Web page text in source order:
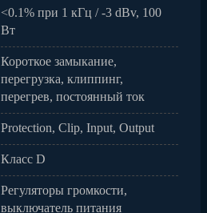
<0.1% при 1 кГц / -3 dBv, 100
Вт
Короткое замыкание,
перегрузка, клиппинг,
перегрев, постоянный ток
Protection, Clip, Input, Output
Класс D
Регуляторы громкости,
выключатель питания